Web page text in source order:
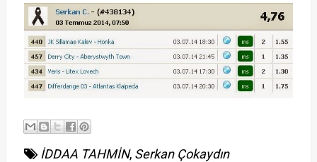
İDDAA TAHMİN, Serkan Çokaydın